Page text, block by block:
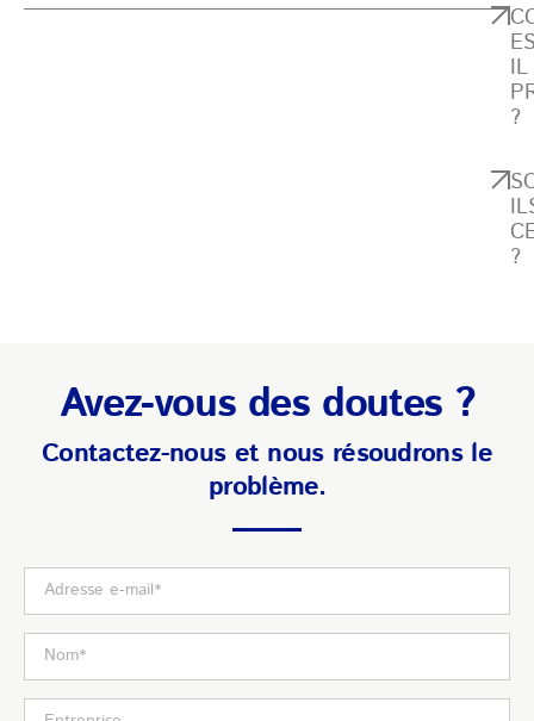
IL
?
?
Avez-vous des doutes ?
Contactez-nous et nous résoudrons le
problème.